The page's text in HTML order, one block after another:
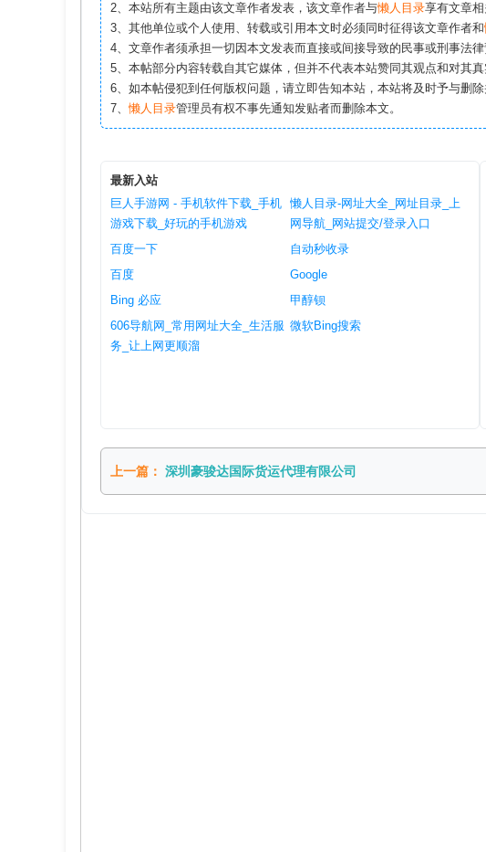
2、本站所有主题由该文章作者发表，该文章作者与懒人目录享有文章相
3、其他单位或个人使用、转载或引用本文时必须同时征得该文章作者和
4、文章作者须承担一切因本文发表而直接或间接导致的民事或刑事法律
5、本帖部分内容转载自其它媒体，但并不代表本站赞同其观点和对其真
6、如本帖侵犯到任何版权问题，请立即告知本站，本站将及时予与删除
7、懒人目录管理员有权不事先通知发贴者而删除本文。
最新入站
巨人手游网 - 手机软件下载_手机
游戏下载_好玩的手机游戏
懒人目录-网址大全_网址目录_上
网导航_网站提交/登录入口
百度一下
自动秒收录
百度
Google
Bing 必应
甲醇钡
606导航网_常用网址大全_生活服
务_让上网更顺溜
微软Bing搜索
上一篇： 深圳豪骏达国际货运代理有限公司